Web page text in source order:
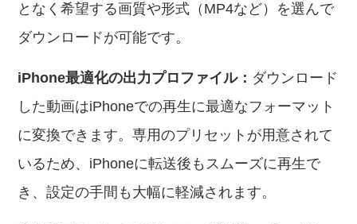
となく希望する画質や形式（MP4など）を選んで
ダウンロードが可能です。
iPhone最適化の出力プロファイル： ダウンロード
した動画はiPhoneでの再生に最適なフォーマット
に変換できます。専用のプリセットが用意されて
いるため、iPhoneに転送後もスムーズに再生で
き、設定の手間も大幅に軽減されます。